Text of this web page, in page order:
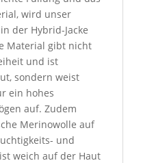
wird unser
in der Hybrid-Jacke
Material gibt nicht
und ist
sondern weist
ein hohes
auf. Zudem
Merinowolle auf
und
weich auf der Haut